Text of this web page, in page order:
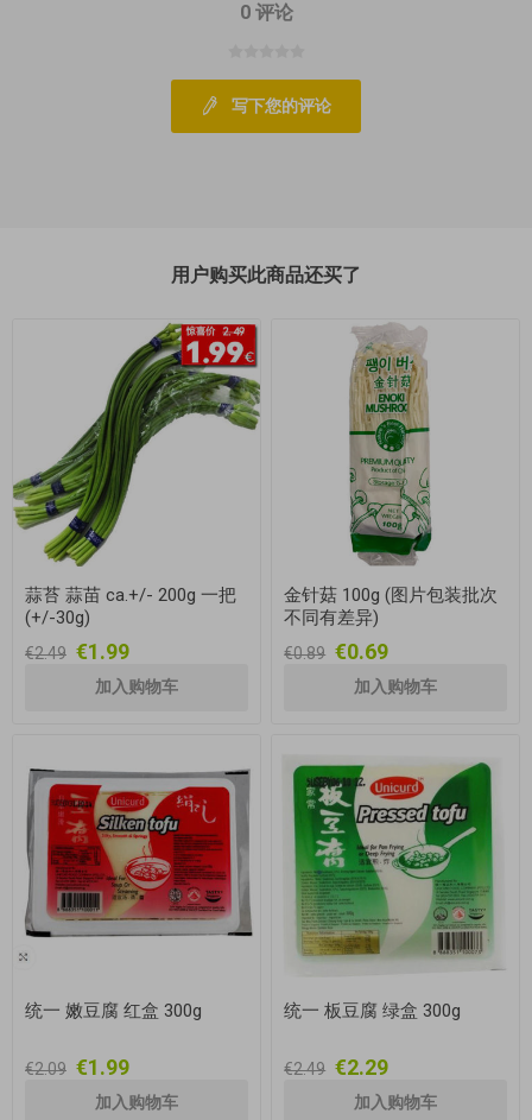
0 评论
写下您的评论
用户购买此商品还买了
蒜苔 蒜苗 ca.+/- 200g 一把
(+/-30g)
€2.49 €1.99
金针菇 100g (图片包装批次
不同有差异)
€0.89 €0.69
统一 嫩豆腐 红盒 300g
€2.09 €1.99
统一 板豆腐 绿盒 300g
€2.49 €2.29